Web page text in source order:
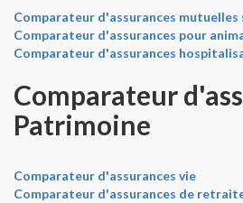
Comparateur d'assurances mutuelles
Comparateur d'assurances pour
Comparateur d'assurances
Comparateur
Patrimoine
Comparateur d'assurances vie
Comparateur d'assurances de